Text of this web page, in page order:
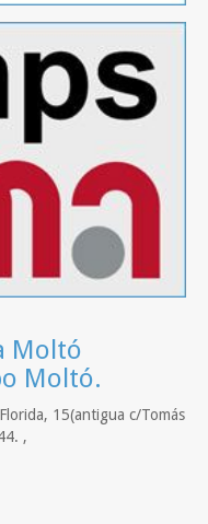
Moltó
Moltó.
15(antigua c/Tomás
,